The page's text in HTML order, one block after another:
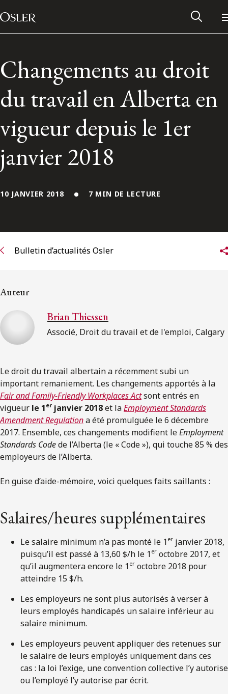
Passer au contenu
Main Navigation
Réseau des anciens d’Osler
ENGLISH
S’abonner
Changements au droit
du travail en Alberta en
vigueur depuis le 1er
janvier 2018
10 JANVIER 2018 7 MIN DE LECTURE
Bulletin d’actualités Osler
Auteur
Brian Thiessen
Associé, Droit du travail et de l'emploi, Calgary
Le droit du travail albertain a récemment subi un
important remaniement. Les changements apportés à la
Fair and Family-Friendly Workplaces Actsont entrés en
vigueur le 1 er janvier 2018et laEmployment Standards
Amendment Regulationa été promulguée le 6 décembre
2017. Ensemble, ces changements modifient leEmployment
Standards Codede l’Alberta (le « Code »), qui touche 85 % des
employeurs de l’Alberta.
En guise d’aide-mémoire, voici quelques faits saillants :
Salaires/heures supplémentaires
Le salaire minimum n’a pas monté le 1 er janvier 2018,
puisqu’il est passé à 13,60 $/h le 1 er octobre 2017, et
qu’il augmentera encore le 1 er octobre 2018 pour
atteindre 15 $/h.
Les employeurs ne sont plus autorisés à verser à
leurs employés handicapés un salaire inférieur au
salaire minimum.
Les employeurs peuvent appliquer des retenues sur
le salaire de leurs employés uniquement dans ces
cas : la loi l’exige, une convention collective l’y autorise
ou l’employé l’y autorise par écrit.